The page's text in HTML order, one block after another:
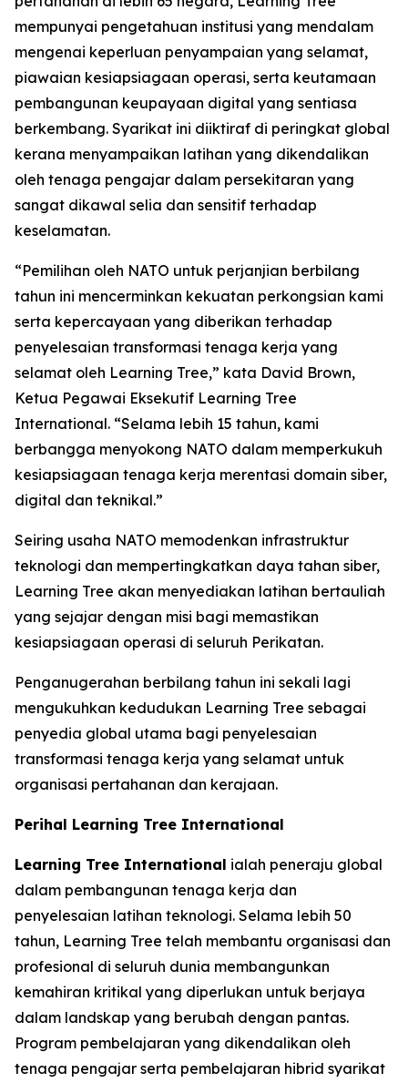
mempunyai pengetahuan institusi yang mendalam
mengenai keperluan penyampaian yang selamat,
piawaian kesiapsiagaan operasi, serta keutamaan
pembangunan keupayaan digital yang sentiasa
berkembang. Syarikat ini diiktiraf di peringkat global
kerana menyampaikan latihan yang dikendalikan
oleh tenaga pengajar dalam persekitaran yang
sangat dikawal selia dan sensitif terhadap
keselamatan.
“Pemilihan oleh NATO untuk perjanjian berbilang
tahun ini mencerminkan kekuatan perkongsian kami
serta kepercayaan yang diberikan terhadap
penyelesaian transformasi tenaga kerja yang
selamat oleh Learning Tree,” kata David Brown,
Ketua Pegawai Eksekutif Learning Tree
International. “Selama lebih 15 tahun, kami
berbangga menyokong NATO dalam memperkukuh
kesiapsiagaan tenaga kerja merentasi domain siber,
digital dan teknikal.”
Seiring usaha NATO memodenkan infrastruktur
teknologi dan mempertingkatkan daya tahan siber,
Learning Tree akan menyediakan latihan bertauliah
yang sejajar dengan misi bagi memastikan
kesiapsiagaan operasi di seluruh Perikatan.
Penganugerahan berbilang tahun ini sekali lagi
mengukuhkan kedudukan Learning Tree sebagai
penyedia global utama bagi penyelesaian
transformasi tenaga kerja yang selamat untuk
organisasi pertahanan dan kerajaan.
Perihal Learning Tree International
Learning Tree International ialah peneraju global
dalam pembangunan tenaga kerja dan
penyelesaian latihan teknologi. Selama lebih 50
tahun, Learning Tree telah membantu organisasi dan
profesional di seluruh dunia membangunkan
kemahiran kritikal yang diperlukan untuk berjaya
dalam landskap yang berubah dengan pantas.
Program pembelajaran yang dikendalikan oleh
tenaga pengajar serta pembelajaran hibrid syarikat